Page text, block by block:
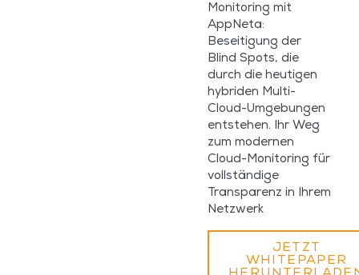
Monitoring mit
AppNeta:
Beseitigung der
Blind Spots, die
durch die heutigen
hybriden Multi-
Cloud-Umgebungen
entstehen. Ihr Weg
zum modernen
Cloud-Monitoring für
vollständige
Transparenz in Ihrem
Netzwerk
JETZT
WHITEPAPER